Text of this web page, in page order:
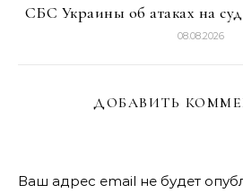
СБС Украины об атаках на
08.08.2026
ДОБАВИТЬ
Ваш адрес email не будет